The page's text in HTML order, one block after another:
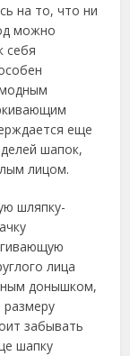
на то, что ни
можно
себя
еще
шапок,
лицом.
шляпку-
лица
донышком,
забывать
шапку